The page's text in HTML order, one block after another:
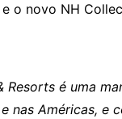
e o novo NH
Resorts é uma
nas Américas, e